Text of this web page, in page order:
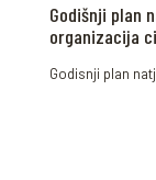
Godišnji plan
organizacija
Godisnji plan